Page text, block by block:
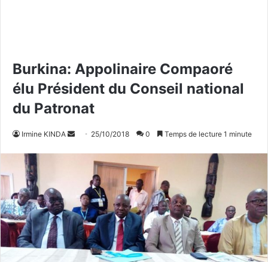
Burkina: Appolinaire Compaoré
élu Président du Conseil national
du Patronat
Irmine KINDA
e
r
u
n
25/10/2018 0 Temps de lecture 1 minute